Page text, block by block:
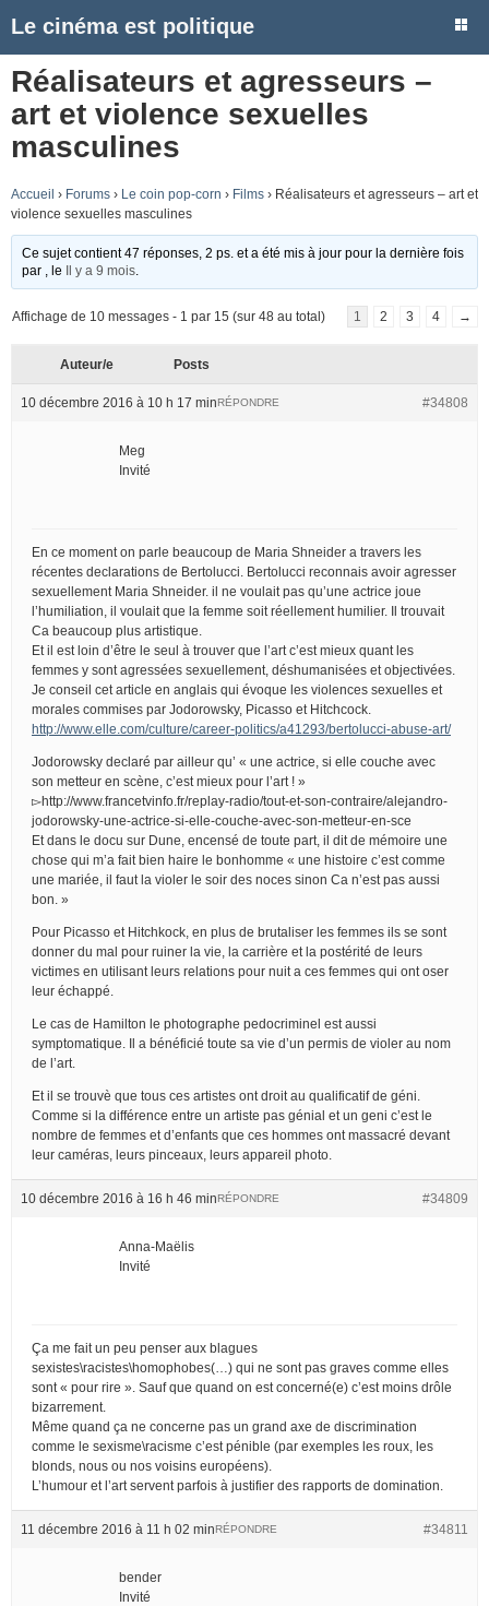
Le cinéma est politique
Réalisateurs et agresseurs –
art et violence sexuelles
masculines
Accueil › Forums › Le coin pop-corn › Films › Réalisateurs et agresseurs – art et
violence sexuelles masculines
Ce sujet contient 47 réponses, 2 ps. et a été mis à jour pour la dernière fois
par
, le Il y a 9 mois
Affichage de 10 messages - 1 par 15 (sur 48 au total) 1 2 3 4 →
Auteur/e Posts
10 décembre 2016 à 10 h 17 min #34808
RÉPONDRE
Meg
Invité
En ce moment on parle beaucoup de Maria Shneider a travers les
récentes declarations de Bertolucci. Bertolucci reconnais avoir agresser
sexuellement Maria Shneider. il ne voulait pas qu’une actrice joue
l’humiliation, il voulait que la femme soit réellement humilier. Il trouvait
Ca beaucoup plus artistique.
Et il est loin d’être le seul à trouver que l’art c’est mieux quant les
femmes y sont agressées sexuellement, déshumanisées et objectivées.
Je conseil cet article en anglais qui évoque les violences sexuelles et
morales commises par Jodorowsky, Picasso et Hitchcock.
http://www.elle.com/culture/career-politics/a41293/bertolucci-abuse-art/
Jodorowsky declaré par ailleur qu’ « une actrice, si elle couche avec
son metteur en scène, c’est mieux pour l’art ! »
▻http://www.francetvinfo.fr/replay-radio/tout-et-son-contraire/alejandro-
jodorowsky-une-actrice-si-elle-couche-avec-son-metteur-en-sce
Et dans le docu sur Dune, encensé de toute part, il dit de mémoire une
chose qui m’a fait bien haire le bonhomme « une histoire c’est comme
une mariée, il faut la violer le soir des noces sinon Ca n’est pas aussi
bon. »
Pour Picasso et Hitchkock, en plus de brutaliser les femmes ils se sont
donner du mal pour ruiner la vie, la carrière et la postérité de leurs
victimes en utilisant leurs relations pour nuit a ces femmes qui ont oser
leur échappé.
Le cas de Hamilton le photographe pedocriminel est aussi
symptomatique. Il a bénéficié toute sa vie d’un permis de violer au nom
de l’art.
Et il se trouvè que tous ces artistes ont droit au qualificatif de géni.
Comme si la différence entre un artiste pas génial et un geni c’est le
nombre de femmes et d’enfants que ces hommes ont massacré devant
leur caméras, leurs pinceaux, leurs appareil photo.
10 décembre 2016 à 16 h 46 min #34809
RÉPONDRE
Anna-Maëlis
Invité
Ça me fait un peu penser aux blagues
sexistes\racistes\homophobes(…) qui ne sont pas graves comme elles
sont « pour rire ». Sauf que quand on est concerné(e) c’est moins drôle
bizarrement.
Même quand ça ne concerne pas un grand axe de discrimination
comme le sexisme\racisme c’est pénible (par exemples les roux, les
blonds, nous ou nos voisins européens).
L’humour et l’art servent parfois à justifier des rapports de domination.
11 décembre 2016 à 11 h 02 min #34811
RÉPONDRE
bender
Invité